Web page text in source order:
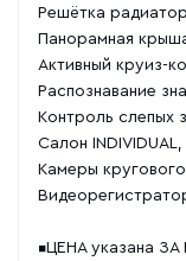
Решётка
Панорамная
Активный круиз-
Распознавание
Контроль слепых
Салон
Камеры
▪️ЦЕНА указана